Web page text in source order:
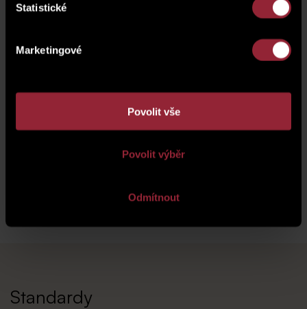
Statistické
Marketingové
Povolit vše
Povolit výběr
Odmítnout
Standardy